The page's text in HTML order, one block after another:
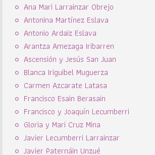
Ana Mari Larrainzar Obrejo
Antonina Martínez Eslava
Antonio Ardaiz Eslava
Arantza Amezaga Iribarren
Ascensión y Jesús San Juan
Blanca Iriguibel Muguerza
Carmen Azcarate Latasa
Francisco Esain Berasain
Francisco y Joaquín Lecumberri
Gloria y Mari Cruz Mina
Javier Lecumberri Larrainzar
Javier Paternáin Unzué